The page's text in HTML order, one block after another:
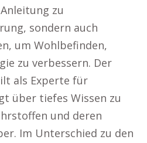
zu
sondern auch
um Wohlbefinden,
zu verbessern. Der
als Experte für
über tiefes Wissen zu
und deren
Im Unterschied zu den